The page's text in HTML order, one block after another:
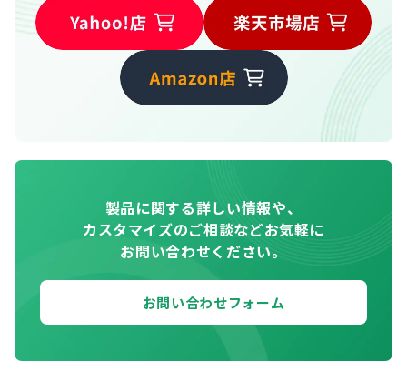
製品に関する詳しい情報や、
カスタマイズのご相談などお気軽に
お問い合わせください。
お問い合わせフォーム